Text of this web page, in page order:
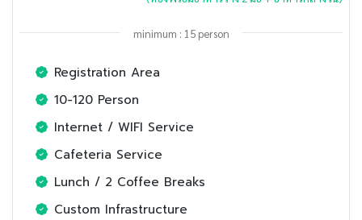
minimum : 15 person
Registration Area
10-120 Person
Internet / WIFI Service
Cafeteria Service
Lunch / 2 Coffee Breaks
Custom Infrastructure